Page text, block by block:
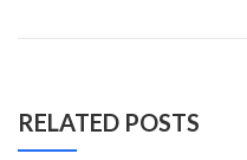
RELATED POSTS